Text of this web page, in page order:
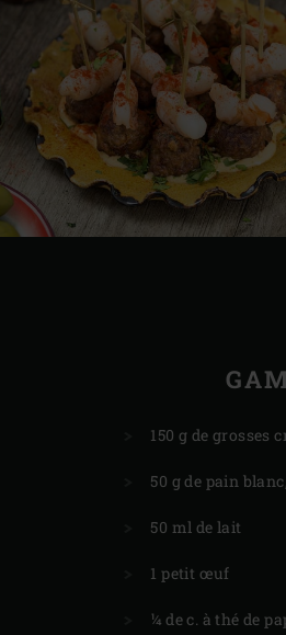
150 g de grosses
50 g de pain
50 ml de lait
1 petit œuf
¼ de c. à thé de